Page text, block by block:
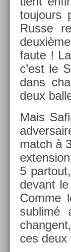
toujours
Russe
faute !
c’est le
dans
deux
Mais
match à
5
de­vant
Comme
sub­limé
ces deux